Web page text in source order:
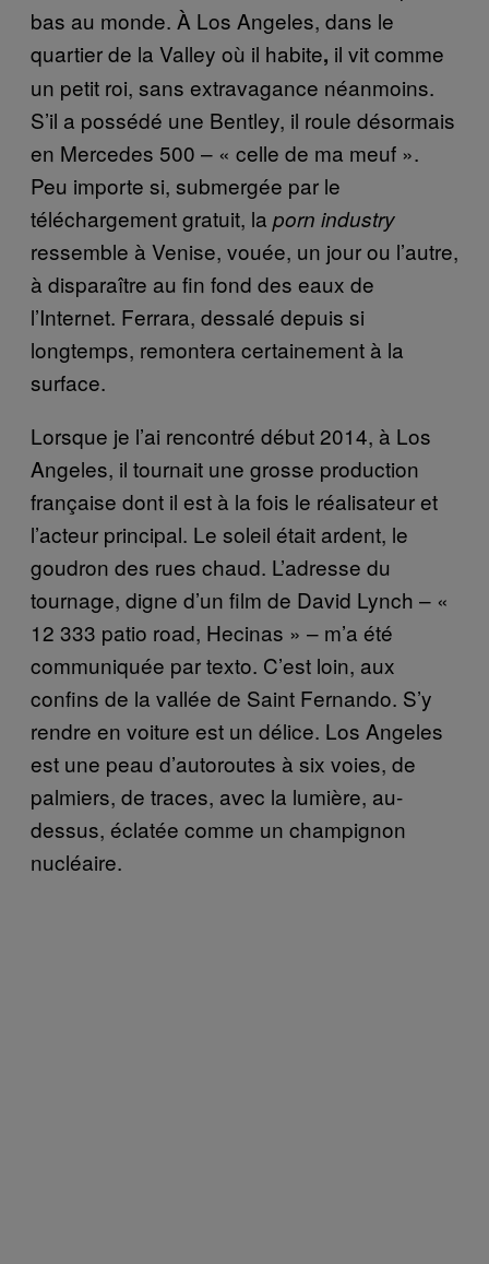
bas au monde. À Los Angeles, dans le
quartier de la Valley où il habite, il vit comme
un petit roi, sans extravagance néanmoins.
S’il a possédé une Bentley, il roule désormais
en Mercedes 500 – « celle de ma meuf ».
Peu importe si, submergée par le
téléchargement gratuit, la porn industry
ressemble à Venise, vouée, un jour ou l’autre,
à disparaître au fin fond des eaux de
l’Internet. Ferrara, dessalé depuis si
longtemps, remontera certainement à la
surface.
Lorsque je l’ai rencontré début 2014, à Los
Angeles, il tournait une grosse production
française dont il est à la fois le réalisateur et
l’acteur principal. Le soleil était ardent, le
goudron des rues chaud. L’adresse du
tournage, digne d’un film de David Lynch – «
12 333 patio road, Hecinas » – m’a été
communiquée par texto. C’est loin, aux
confins de la vallée de Saint Fernando. S’y
rendre en voiture est un délice. Los Angeles
est une peau d’autoroutes à six voies, de
palmiers, de traces, avec la lumière, au-
dessus, éclatée comme un champignon
nucléaire.